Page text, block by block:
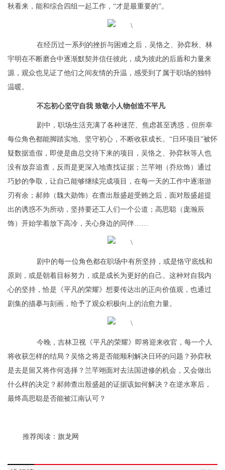
秋看来，能和综合四组一起工作，“才是最重要的”。
在经历过一系列的挫折与困难之后，吴恪之、孙弈秋、林
宇明在不断磨合中逐渐默契并信任彼此，成为彼此的后盾和力量来
源，观众也见证了他们之间友情的升温，感受到了属于职场的独特
温暖。
不忘初心坚守自我 致敬小人物创造不平凡
剧中，职场生活充满了各种迷茫、焦虑甚至诱惑，但所幸
每位角色都能脚踏实地、坚守初心，不断收获成长。“日环项目”被怀
疑数据造假，即使是曲总交待下来的项目，吴恪之、孙弈秋等人也
没有放弃追查，反而是更深入地查找证据；兰芊翊（乔欣饰）通过
巧妙的争取，让自己能够继续完成项目，在每一天的工作中逐渐游
刃有余；郝帅（魏大勋饰）在查出殷盛超受贿之后，面对殷盛超提
出的诱惑不为所动，坚持要还工人们一个公道；高思聪（庞瀚辰
饰）开始学着放下高冷，关心身边的同伴……
剧中的每一位角色都在职场中有所坚持，或是恪守底线和
原则，或是朝着目标努力，或是成长为更好的自己。这种对自我内
心的坚持，恰是《平凡的荣耀》想要传达出的正向价值观，也通过
剧集的描摹与刻画，给予了观众积极向上的治愈力量。
今晚，吉林卫视《平凡的荣耀》即将迎来收官，每一个人
将收获怎样的结局？吴恪之将是否能顺利解决日环的问题？孙弈秋
是去是留又将作何选择？兰芊翊面对去法国进修的机会，又会做出
什么样的决定？郝帅查出殷盛超的证据该如何解决？在逆水寒后，
最终高思聪是否能被江南认可？
推荐阅读： 旗龙网